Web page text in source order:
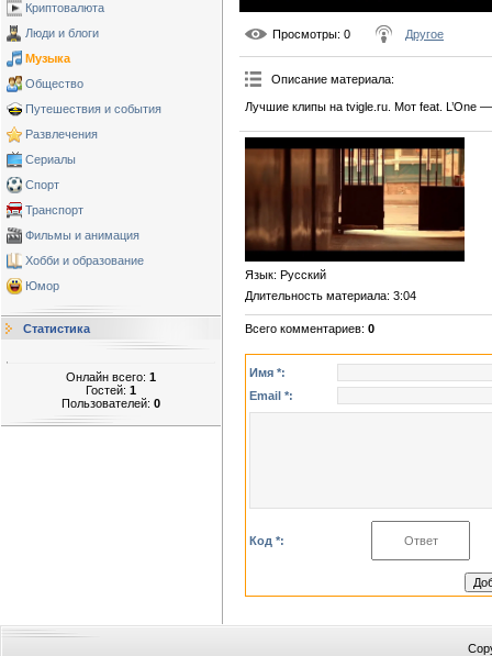
Криптовалюта
Люди и блоги
Музыка
Общество
Путешествия и события
Развлечения
Сериалы
Спорт
Транспорт
Фильмы и анимация
Хобби и образование
Юмор
Статистика
Онлайн всего: 1
Гостей: 1
Пользователей: 0
Просмотры: 0 Другое
Описание материала:
Лучшие клипы на tvigle.ru. Мот feat. L’One
Язык: Русский
Длительность материала: 3:04
Всего комментариев: 0
Имя *:
Email *:
Код *: